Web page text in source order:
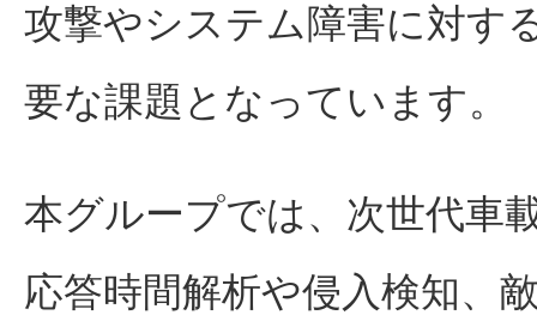
攻撃やシステム障害に対す
要な課題となっています。
本グループでは、次世代車
応答時間解析や侵入検知、